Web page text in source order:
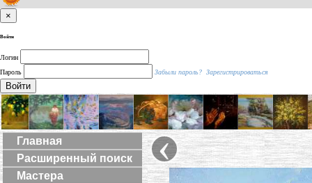
×
Войти
Логин
Пароль
Забыли пароль? Зарегистрироваться
Войти
Главная
Расширенный поиск
Мастера
‹